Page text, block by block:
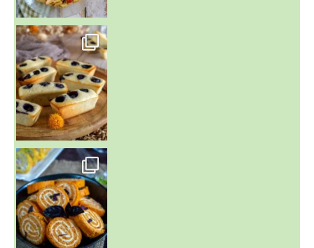
~ FINANCIERS MYRTILLES ET CITRON ~
Aujourd'hu